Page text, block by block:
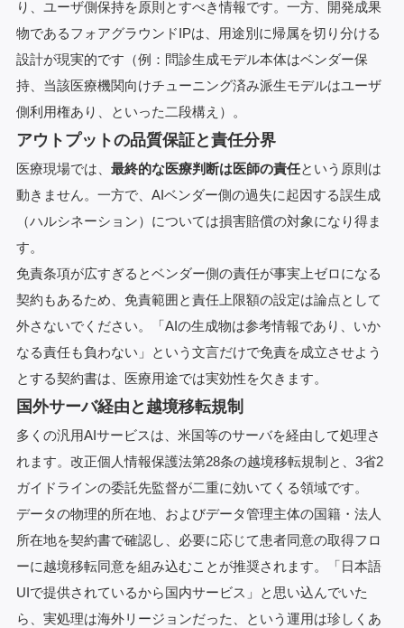
り、ユーザ側保持を原則とすべき情報です。一方、開発成果
物であるフォアグラウンドIPは、用途別に帰属を切り分ける
設計が現実的です（例：問診生成モデル本体はベンダー保
持、当該医療機関向けチューニング済み派生モデルはユーザ
側利用権あり、といった二段構え）。
アウトプットの品質保証と責任分界
医療現場では、 最終的な医療判断は医師の責任という原則は
動きません。一方で、AIベンダー側の過失に起因する誤生成
（ハルシネーション）については損害賠償の対象になり得ま
す。
免責条項が広すぎるとベンダー側の責任が事実上ゼロになる
契約もあるため、免責範囲と責任上限額の設定は論点として
外さないでください。「AIの生成物は参考情報であり、いか
なる責任も負わない」という文言だけで免責を成立させよう
とする契約書は、医療用途では実効性を欠きます。
国外サーバ経由と越境移転規制
多くの汎用AIサービスは、米国等のサーバを経由して処理さ
れます。改正個人情報保護法第28条の越境移転規制と、3省2
ガイドラインの委託先監督が二重に効いてくる領域です。
データの物理的所在地、およびデータ管理主体の国籍・法人
所在地を契約書で確認し、必要に応じて患者同意の取得フロ
ーに越境移転同意を組み込むことが推奨されます。「日本語
UIで提供されているから国内サービス」と思い込んでいた
ら、実処理は海外リージョンだった、という運用は珍しくあ